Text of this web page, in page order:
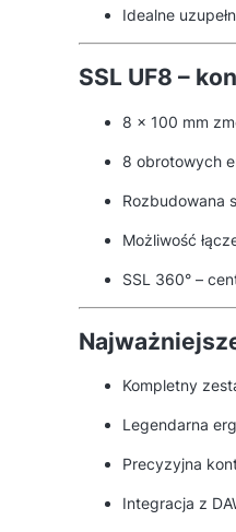
Idealne
SSL UF8 –
8 × 100 mm
8 obrotowych
Rozbudowana
Możliwość
SSL 360° –
Kompletny
Legendarna
Precyzyjna
Integracja z